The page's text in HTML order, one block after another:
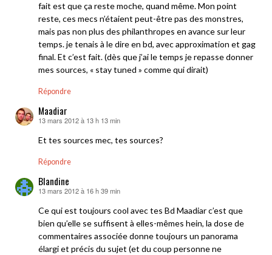
fait est que ça reste moche, quand même. Mon point
reste, ces mecs n’étaient peut-être pas des monstres,
mais pas non plus des philanthropes en avance sur leur
temps. je tenais à le dire en bd, avec approximation et gag
final. Et c’est fait. (dès que j’ai le temps je repasse donner
mes sources, « stay tuned » comme qui dirait)
Répondre
Maadiar
dit :
13 mars 2012 à 13 h 13 min
Et tes sources mec, tes sources?
Répondre
Blandine
dit :
13 mars 2012 à 16 h 39 min
Ce qui est toujours cool avec tes Bd Maadiar c’est que
bien qu’elle se suffisent à elles-mêmes hein, la dose de
commentaires associée donne toujours un panorama
élargi et précis du sujet (et du coup personne ne